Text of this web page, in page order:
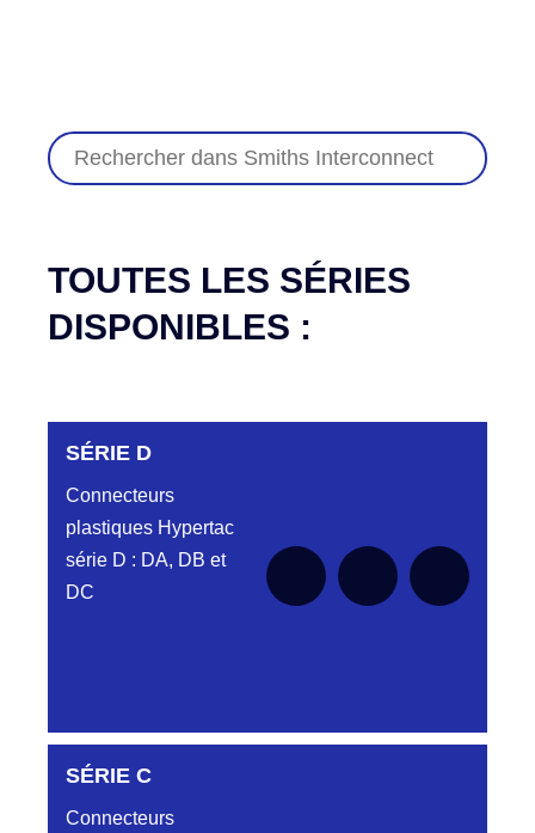
TOUTES LES SÉRIES
DISPONIBLES :
SÉRIE D
Connecteurs
plastiques Hypertac
série D : DA, DB et
DC
DC6122340N
D03EC612MT CONNECTEUR NOIR
SÉRIE C
Connecteurs